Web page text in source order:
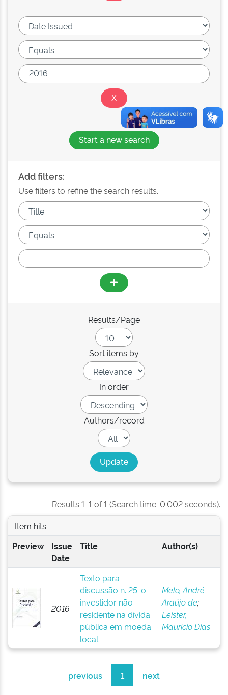
Start a new search
Add filters:
Use filters to refine the search results.
Results/Page
Sort items by
In order
Authors/record
Results 1-1 of 1 (Search time: 0.002 seconds).
Item hits:
Preview
Issue
Date
Title Author(s)
2016
Texto para
discussão n. 25: o
investidor não
residente na dívida
pública em moeda
local
Melo, André
Araújo de;
Leister,
Maurício Dias
previous 1 next